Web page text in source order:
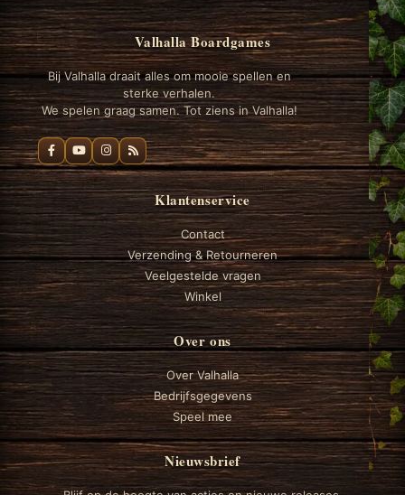
Valhalla Boardgames
Bij Valhalla draait alles om mooie spellen en
sterke verhalen.
We spelen graag samen. Tot ziens in Valhalla!
Klantenservice
Contact
Verzending & Retourneren
Veelgestelde vragen
Winkel
Over ons
Over Valhalla
Bedrijfsgegevens
Speel mee
Nieuwsbrief